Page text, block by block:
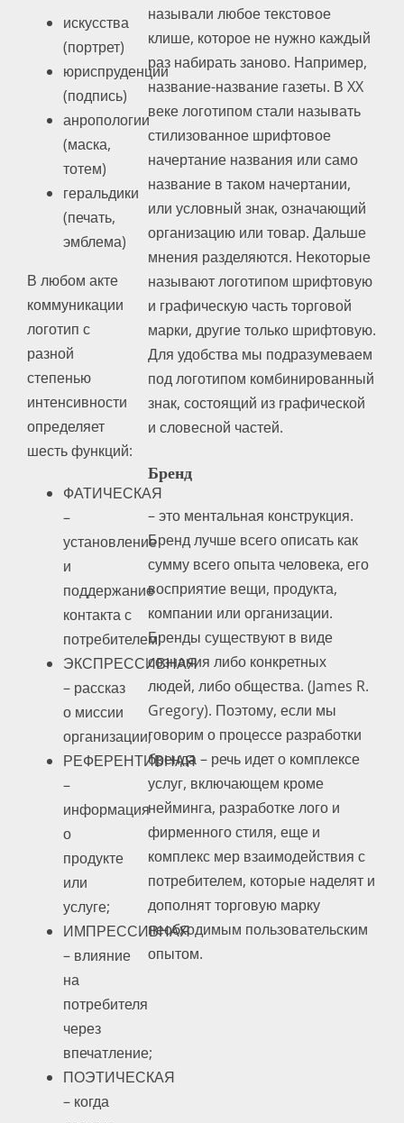
искусства
(портрет)
юриспруденции
(подпись)
анропологии
(маска,
тотем)
геральдики
(печать,
эмблема)
В любом акте
коммуникации
логотип с
разной
степенью
интенсивности
определяет
шесть функций:
ФАТИЧЕСКАЯ
–
установление
и
поддержание
контакта с
потребителем;
ЭКСПРЕССИВНАЯ
– рассказ
о миссии
организации;
РЕФЕРЕНТИВНАЯ
–
информация
о
продукте
или
услуге;
ИМПРЕССИВНАЯ
– влияние
на
потребителя
через
впечатление;
ПОЭТИЧЕСКАЯ
– когда
называли любое текстовое
клише, которое не нужно каждый
раз набирать заново. Например,
название-название газеты. В XX
веке логотипом стали называть
стилизованное шрифтовое
начертание названия или само
название в таком начертании,
или условный знак, означающий
организацию или товар. Дальше
мнения разделяются. Некоторые
называют логотипом шрифтовую
и графическую часть торговой
марки, другие только шрифтовую.
Для удобства мы подразумеваем
под логотипом комбинированный
знак, состоящий из графической
и словесной частей.
Бренд
– это ментальная конструкция.
Бренд лучше всего описать как
сумму всего опыта человека, его
восприятие вещи, продукта,
компании или организации.
Бренды существуют в виде
сознания либо конкретных
людей, либо общества. (James R.
Gregory). Поэтому, если мы
говорим о процессе разработки
бренда – речь идет о комплексе
услуг, включающем кроме
нейминга, разработке лого и
фирменного стиля, еще и
комплекс мер взаимодействия с
потребителем, которые наделят и
дополнят торговую марку
необходимым пользовательским
опытом.